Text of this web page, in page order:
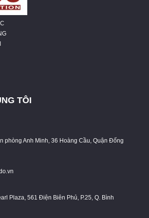
TÔI
phòng Anh Minh, 36 Hoàng Cầu, Quận Đống
Plaza, 561 Điện Biên Phủ, P.25, Q. Bình